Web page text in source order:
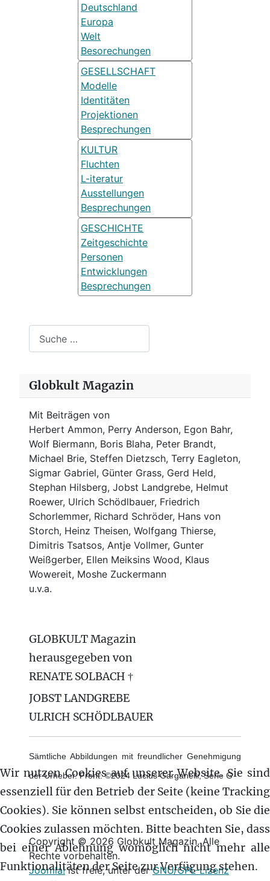
Deutschland
Europa
Welt
Besorechungen
GESELLSCHAFT
Modelle
Identitäten
Projektionen
Besprechungen
KULTUR
Fluchten
L-iteratur
Ausstellungen
Besprechungen
GESCHICHTE
Zeitgeschichte
Personen
Entwicklungen
Besprechungen
Globkult Magazin
Mit Beiträgen von
Herbert Ammon, Perry Anderson, Egon Bahr,
Wolf Biermann, Boris Blaha, Peter Brandt,
Michael Brie, Steffen Dietzsch, Terry Eagleton,
Sigmar Gabriel, Günter Grass, Gerd Held,
Stephan Hilsberg, Jobst Landgrebe, Helmut
Roewer, Ulrich Schödlbauer, Friedrich
Schorlemmer, Richard Schröder, Hans von
Storch, Heinz Theisen, Wolfgang Thierse,
Dimitris Tsatsos, Antje Vollmer, Gunter
Weißgerber, Ellen Meiksins Wood, Klaus
Wowereit, Moshe Zuckermann
u.v.a.
GLOBKULT Magazin
herausgegeben von
RENATE SOLBACH †
JOBST LANDGREBE
ULRICH SCHÖDLBAUER
Sämtliche Abbildungen mit freundlicher Genehmigung
der Urheber. Front: ©2024 Lucius Garganelli, Serie G
Copyright © 2026 Globkult Magazin. Alle
Rechte vorbehalten.
Joomla!ist freie, unter derGNU/GPL-Lizenz
Wir nutzen Cookies auf unserer Website. Sie sind
essenziell für den Betrieb der Seite (keine Tracking
Cookies). Sie können selbst entscheiden, ob Sie die
Cookies zulassen möchten. Bitte beachten Sie, dass
bei einer Ablehnung womöglich nicht mehr alle
Funktionalitäten der Seite zur Verfügung stehen.